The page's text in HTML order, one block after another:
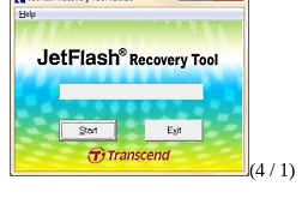
(4 / 1)